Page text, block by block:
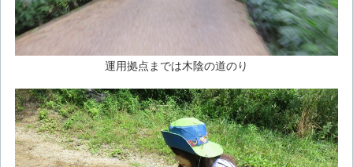
運用拠点までは木陰の道のり